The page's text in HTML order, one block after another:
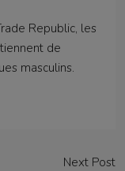
Republic, les
de
masculins.
Next Post